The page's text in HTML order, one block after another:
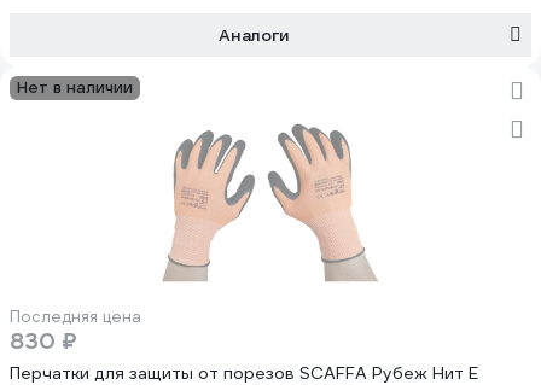
Аналоги
Нет в наличии
Последняя цена
830 ₽
Перчатки для защиты от порезов SCAFFA Рубеж Нит Е